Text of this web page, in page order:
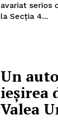
avariat serios
la Secția 4...
Un
ieșirea
Valea